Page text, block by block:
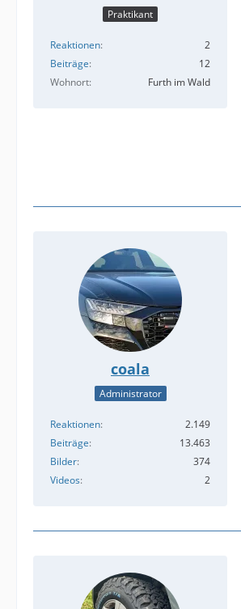
Praktikant
Reaktionen
2
Beiträge
12
Wohnort
Furth im Wald
coala
Administrator
Reaktionen
2.149
Beiträge
13.463
Bilder
374
Videos
2